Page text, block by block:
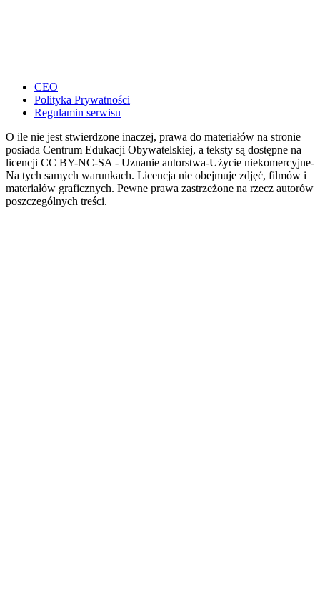
CEO
Polityka Prywatności
Regulamin serwisu
O ile nie jest stwierdzone inaczej, prawa do materiałów na stronie
posiada Centrum Edukacji Obywatelskiej, a teksty są dostępne na
licencji CC BY-NC-SA - Uznanie autorstwa-Użycie niekomercyjne-
Na tych samych warunkach. Licencja nie obejmuje zdjęć, filmów i
materiałów graficznych. Pewne prawa zastrzeżone na rzecz autorów
poszczególnych treści.